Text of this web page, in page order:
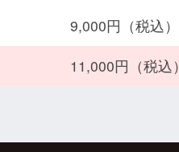
9,000円（税込）
11,000円（税込）